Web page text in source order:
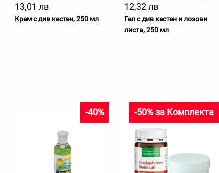
13,01 лв
Крем с див кестен, 250 мл
12,32 лв
Гел с див кестен и лозови
листа, 250 мл
-40% -50% за Комплекта